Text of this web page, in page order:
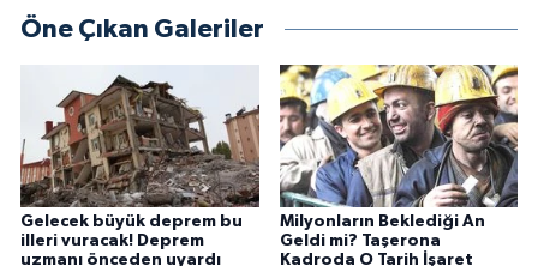
Öne Çıkan Galeriler
Gelecek büyük deprem bu
illeri vuracak! Deprem
uzmanı önceden uyardı
Milyonların Beklediği An
Geldi mi? Taşerona
Kadroda O Tarih İşaret